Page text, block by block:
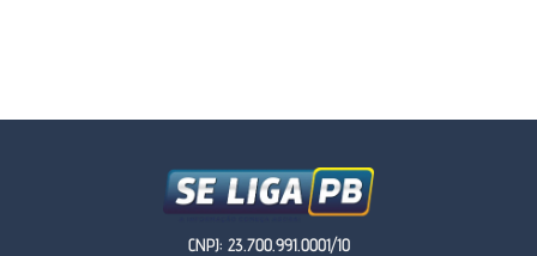
CNPJ: 23.700.991.0001/10